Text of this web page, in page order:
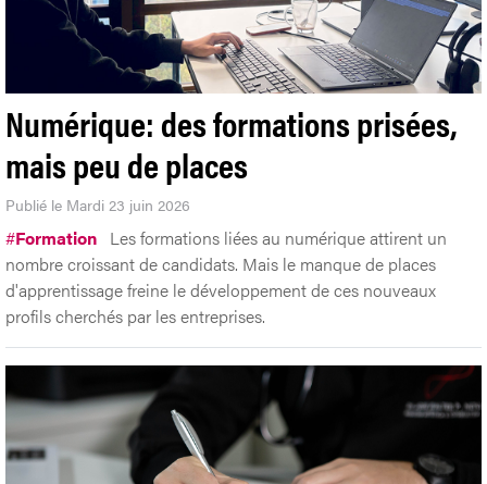
Numérique: des formations prisées,
mais peu de places
Publié le Mardi 23 juin 2026
#Formation Les formations liées au numérique attirent un
nombre croissant de candidats. Mais le manque de places
d'apprentissage freine le développement de ces nouveaux
profils cherchés par les entreprises.